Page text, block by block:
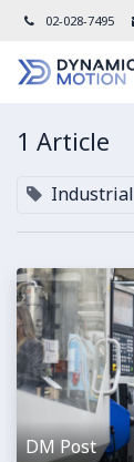
02-028-7495
1 Article
Industrial
DM Post